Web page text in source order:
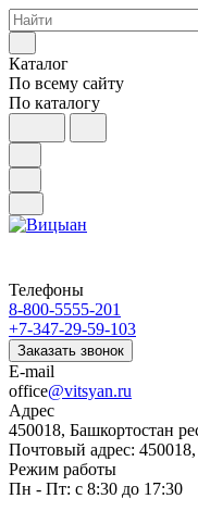
Каталог
По всему сайту
По каталогу
Телефоны
8-800-5555-201
+7-347-29-59-103
Заказать звонок
E-mail
office@vitsyan.ru
Адрес
450018, Башкортостан
Почтовый адрес: 450018,
Режим работы
Пн - Пт: с 8:30 до 17:30